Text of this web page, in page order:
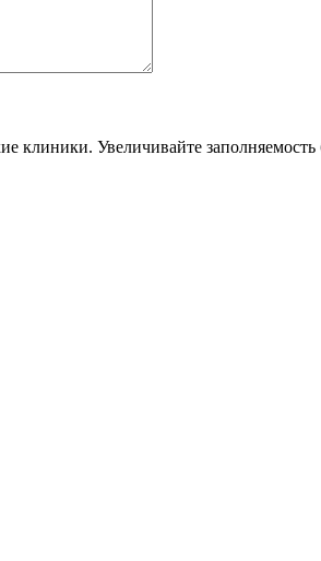
клиники. Увеличивайте заполняемость